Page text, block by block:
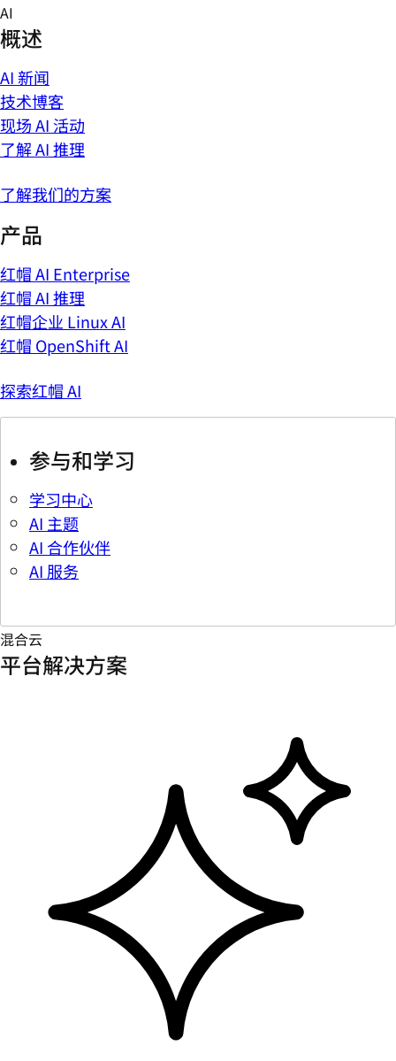
Skip
to
content
AI
概述
AI 新闻
技术博客
现场 AI 活动
了解 AI 推理
了解我们的方案
产品
红帽 AI Enterprise
红帽 AI 推理
红帽企业 Linux AI
红帽 OpenShift AI
探索红帽 AI
参与和学习
学习中心
AI 主题
AI 合作伙伴
AI 服务
混合云
平台解决方案